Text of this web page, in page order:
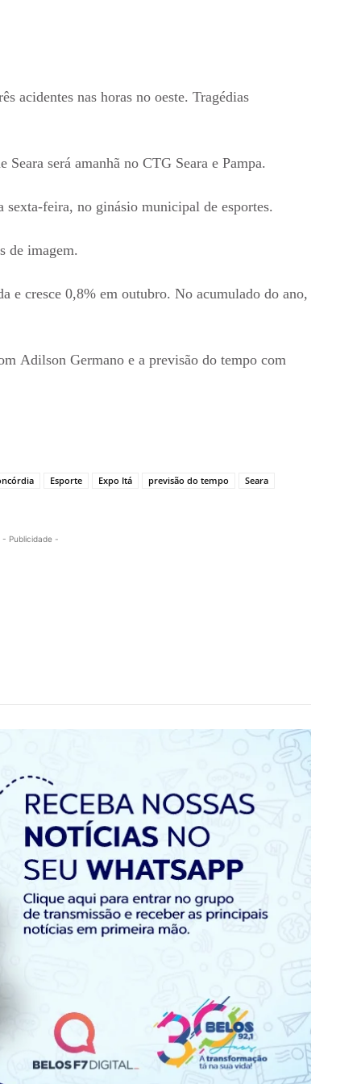
acidentes nas horas no oeste. Tragédias
será amanhã no CTG Seara e Pampa.
feira, no ginásio municipal de esportes.
de imagem.
e cresce 0,8% em outubro. No acumulado do ano,
Adilson Germano e a previsão do tempo com
Esporte Expo Itá previsão do tempo Seara
- Publicidade -